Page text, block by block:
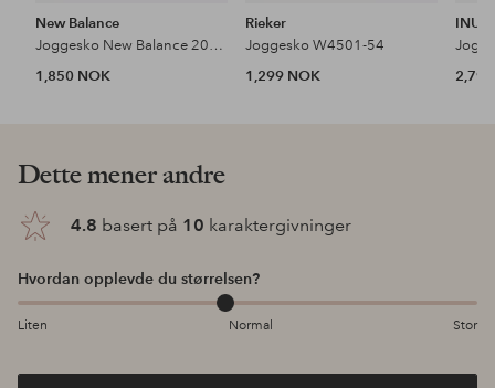
New Balance
Joggesko New Balance 2002r
1,850 NOK
Rieker
Joggesko W4501-54
1,299 NOK
Dette mener andre
4.8 basert på 10 karaktergivninger
Hvordan opplevde du størrelsen?
Liten Normal Stor